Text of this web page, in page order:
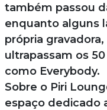
também passou
enquanto alguns
própria
ultrapassam os
como Everybody.
Sobre o Piri
espaço dedicado